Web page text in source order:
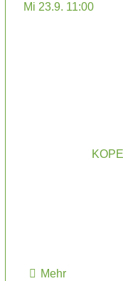
Mi 23.9. 11:00
Mehr